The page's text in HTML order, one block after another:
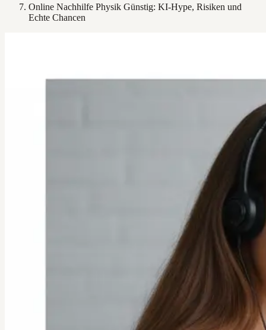
Online Nachhilfe Physik Günstig: KI-Hype, Risiken und
Echte Chancen